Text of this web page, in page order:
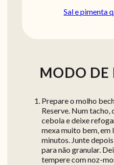
Sal e pimenta
MODO DE
Prepare o molho
Reserve. Num tacho,
cebola e deixe
mexa muito bem, em
minutos. Junte
para não granular.
tempere com noz-